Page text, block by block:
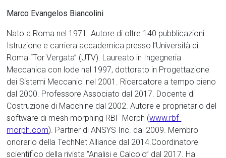
Marco Evangelos Biancolini
Nato a Roma nel 1971. Autore di oltre 140 pubblicazioni.
Istruzione e carriera accademica presso l’Università di
Roma “Tor Vergata” (UTV). Laureato in Ingegneria
Meccanica con lode nel 1997, dottorato in Progettazione
dei Sistemi Meccanici nel 2001. Ricercatore a tempo pieno
dal 2000. Professore Associato dal 2017. Docente di
Costruzione di Macchine dal 2002. Autore e proprietario del
software di mesh morphing RBF Morph (www.rbf-
morph.com). Partner di ANSYS Inc. dal 2009. Membro
onorario della TechNet Alliance dal 2014.Coordinatore
scientifico della rivista “Analisi e Calcolo” dal 2017. Ha